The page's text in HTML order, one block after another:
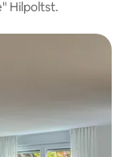
Hilpoltst.